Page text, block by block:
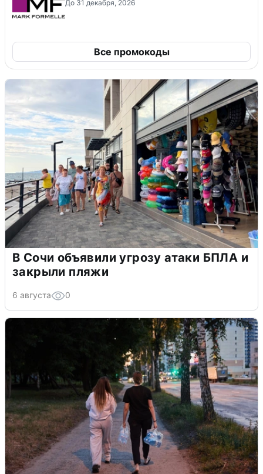
До 31 декабря, 2026
Все промокоды
В Сочи объявили угрозу атаки БПЛА и
закрыли пляжи
6 августа 0